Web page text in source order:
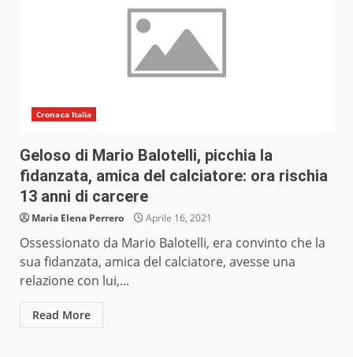
Cronaca Italia
Geloso di Mario Balotelli, picchia la
fidanzata, amica del calciatore: ora rischia
13 anni di carcere
Maria Elena Perrero Aprile 16, 2021
Ossessionato da Mario Balotelli, era convinto che la
sua fidanzata, amica del calciatore, avesse una
relazione con lui,...
Read More